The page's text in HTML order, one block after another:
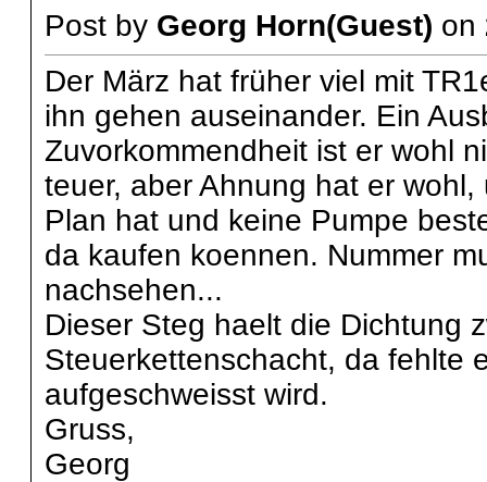
Post by Georg Horn(Guest) on
Der März hat früher viel mit
ihn gehen auseinander. Ein
Zuvorkommendheit ist er wohl
teuer, aber Ahnung hat er
Plan hat und keine Pumpe
da kaufen koennen. Nummer
nachsehen...
Dieser Steg haelt die Dichtung
Steuerkettenschacht, da fehlte
aufgeschweisst wird.
Gruss,
Georg